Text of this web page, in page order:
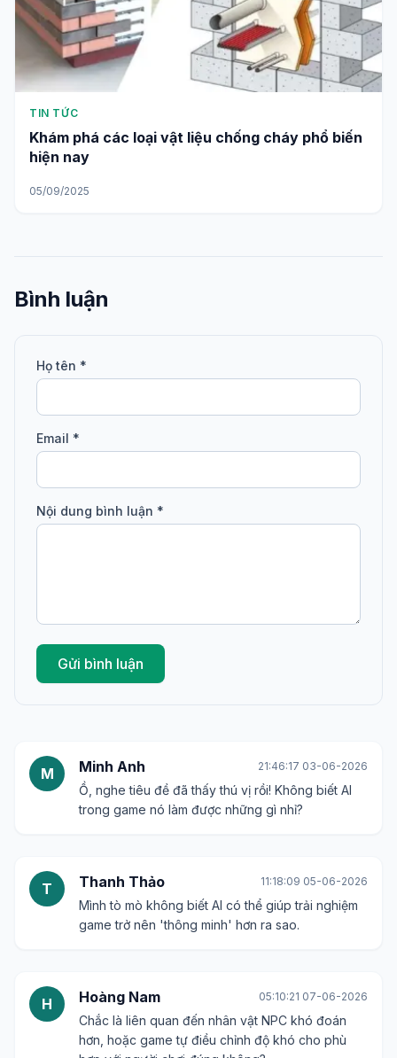
TIN TỨC
Khám phá các loại vật liệu chống cháy phổ biến
hiện nay
05/09/2025
Bình luận
Họ tên *
Email *
Nội dung bình luận *
Gửi bình luận
M Minh Anh 21:46:17 03-06-2026
Ồ, nghe tiêu đề đã thấy thú vị rồi! Không biết AI
trong game nó làm được những gì nhỉ?
T Thanh Thảo 11:18:09 05-06-2026
Mình tò mò không biết AI có thể giúp trải nghiệm
game trở nên 'thông minh' hơn ra sao.
H Hoàng Nam 05:10:21 07-06-2026
Chắc là liên quan đến nhân vật NPC khó đoán
hơn, hoặc game tự điều chỉnh độ khó cho phù